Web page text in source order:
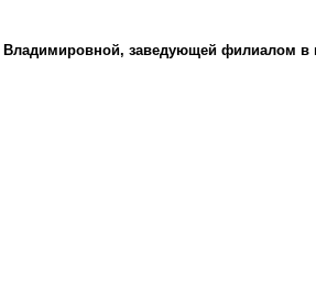
Владимировной, заведующей филиалом в